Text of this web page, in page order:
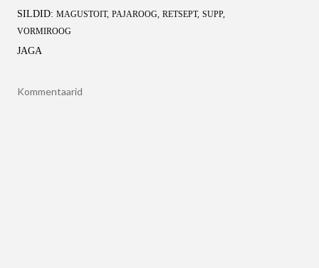
SILDID: MAGUSTOIT PAJAROOG RETSEPT SUPP
VORMIROOG
JAGA
Kommentaarid